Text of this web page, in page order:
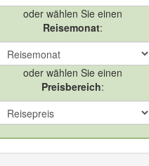
oder wählen Sie einen
Reisemonat:
oder wählen Sie einen
Preisbereich: